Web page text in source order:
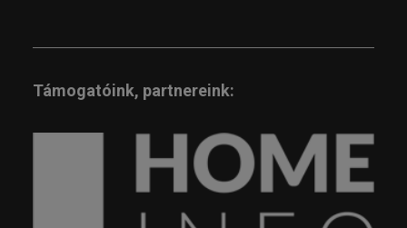
Támogatóink, partnereink: